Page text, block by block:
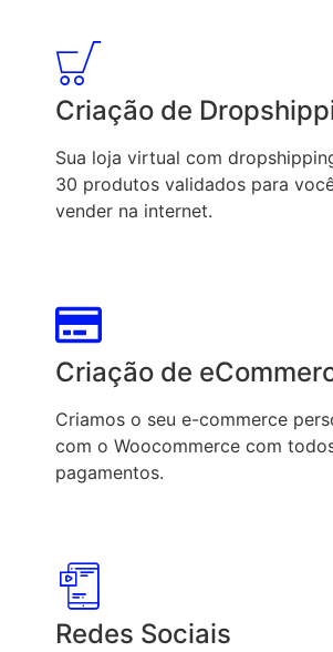
Criação de
Sua loja virtual com
30 produtos validados para
vender na internet.
Criação de
Criamos o seu e-commerce
com o Woocommerce com
pagamentos.
Redes Sociais